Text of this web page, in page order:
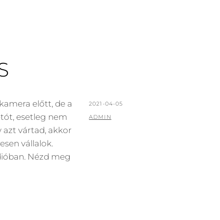
előtt, de a
esetleg nem
azt vártad, akkor
vállalok.
Nézd meg
POSTED
ON
2021-04-05
BY
ADMIN